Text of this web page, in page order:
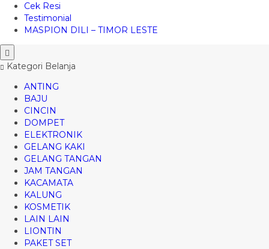
Cek Resi
Testimonial
MASPION DILI – TIMOR LESTE
Kategori Belanja
ANTING
BAJU
CINCIN
DOMPET
ELEKTRONIK
GELANG KAKI
GELANG TANGAN
JAM TANGAN
KACAMATA
KALUNG
KOSMETIK
LAIN LAIN
LIONTIN
PAKET SET